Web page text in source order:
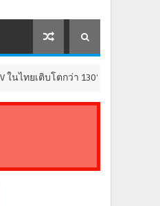
ว่า 130% ลุยพลิกโฉมประสบการณ์ก